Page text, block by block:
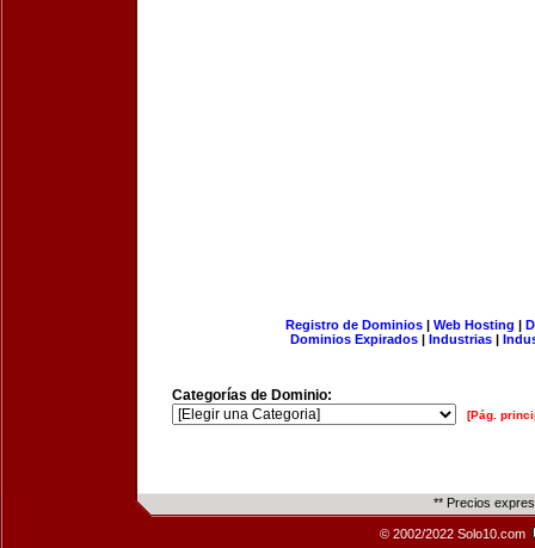
Registro de Dominios| Web Hosting |
Dominios Expirados | Industrias |
Categorías de Dominio:
[Pág.
** Precios
© 2002/2022 Solo10.com